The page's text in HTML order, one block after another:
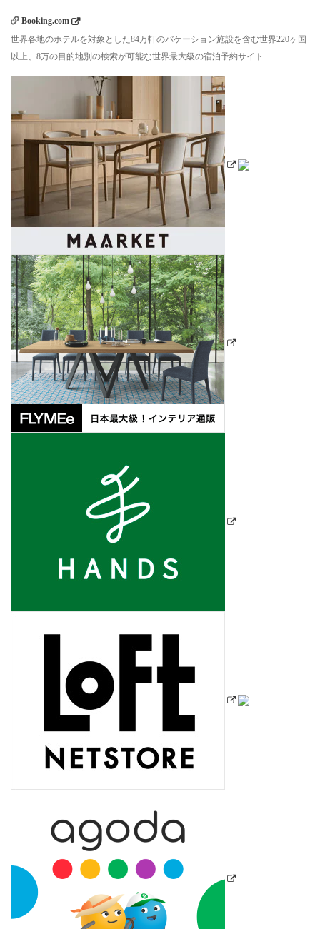
Booking.com
世界各地のホテルを対象とした84万軒のバケーション施設を含む世界220ヶ国
以上、8万の目的地別の検索が可能な世界最大級の宿泊予約サイト